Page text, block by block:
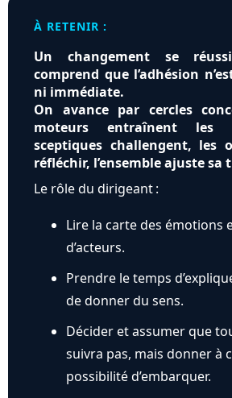
À RETENIR :
Un changement se
comprend que l’adhésion
ni immédiate.
On avance par cercles
moteurs entraînent les
sceptiques challengent, les
réfléchir, l’ensemble ajuste sa
Le rôle du dirigeant :
Lire la carte des émotions
d’acteurs.
Prendre le temps
de donner du sens.
Décider et assumer que
suivra pas, mais donner à
possibilité d’embarquer.